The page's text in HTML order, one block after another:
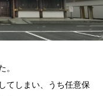
。
てしまい、うち任意保